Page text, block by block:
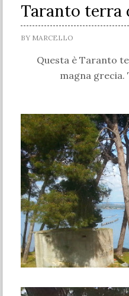
Taranto terra
BY MARCELLO
Questa è Taranto
magna grecia.